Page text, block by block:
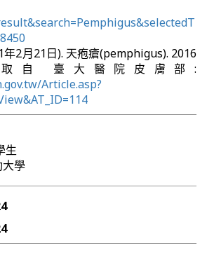
年2月21日). 天疱瘡(pemphigus). 2016
自 臺大醫院皮膚部:
Article.asp?
生
大學